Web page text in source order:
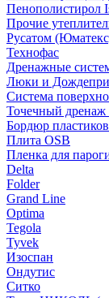
Пенополистирол
Прочие
Русатом
Технофас
Дренажные
Люки и
Система
Точечный
Бордюр
Плита OSB
Пленка для
Delta
Folder
Grand Line
Optima
Tegola
Tyvek
Изоспан
Ондутис
Ситко